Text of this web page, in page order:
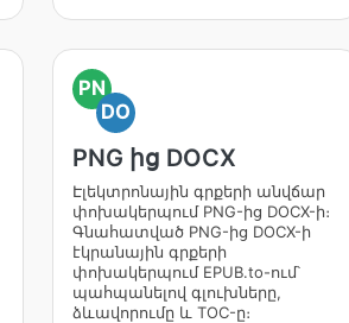
PN
DO
PNG ից DOCX
Էլեկտրոնային գրքերի անվճար
փոխակերպում PNG-ից DOCX-ի։
Գնահատված PNG-ից DOCX-ի
էկրանային գրքերի
փոխակերպում EPUB.to-ում՝
պահպանելով գլուխները,
ձևավորումը և TOC-ը։